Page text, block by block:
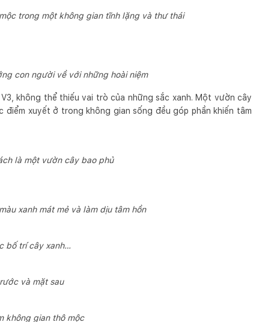
trong một không gian tĩnh lặng và thư thái
con người về với những hoài niệm
không thể thiếu vai trò của những sắc xanh. Một vườn cây
xuyết ở trong không gian sống đều góp phần khiến tâm
là một vườn cây bao phủ
xanh mát mẻ và làm dịu tâm hồn
bố trí cây xanh…
và mặt sau
không gian thô mộc